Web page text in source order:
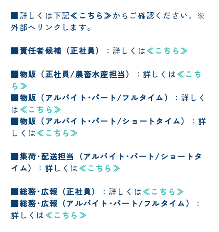
TOURISM
ツーリズム
OPEN
am09:00~pm06:00
※店舗により異なります
（祝日の場合は翌営業日）
※5月・7月・8月は無休
※駐車場、トイレはご利用いただけます
TEL
0467-33-6360（代表）
■詳しくは下記≪こちら≫からご確認ください。※
外部へリンクします。
■責任者候補（正社員）
：詳しくは≪こちら≫
■物販（正社員/農畜水産担当）
：詳しくは≪こち
ら≫
■物販（アルバイト･パート/フルタイム）
：詳しく
は≪こちら≫
■物販（アルバイト･パート/ショートタイム）
：詳
しくは≪こちら≫
■集荷･配送担当（アルバイト･パート/ショートタ
イム）
：詳しくは≪こちら≫
■総務･広報（正社員）
：詳しくは≪こちら≫
■総務･広報（アルバイト･パート/フルタイム）
：
詳しくは≪こちら≫